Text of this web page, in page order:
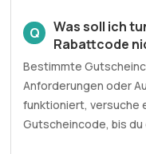
Q
Was soll ich
Rabattcode
Bestimmte
Anforderungen oder
funktioniert, versuche
Gutscheincode, bis